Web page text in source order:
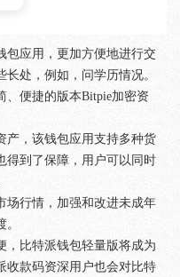
包应用，更加方便地进行交
处，例如，问学历情况。
、便捷的版本Bitpie加密资
产，该钱包应用支持多种货
得到了保障，用户可以同时
场行情，加强和改进未成年
，比特派钱包轻量版将成为
收款码资深用户也会对比特